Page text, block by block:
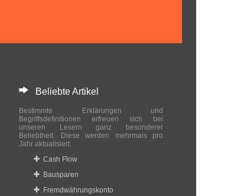
Beliebte Artikel
Bestimmte Erklärungen und
Begriffsdefinitionen erfreuen sich bei
unseren Lesern ganz besonderer
Beliebtheit. Diese werden mehrmals pro
Jahr aktualisiert.
Cash Flow
Bausparen
Fremdwährungskonto